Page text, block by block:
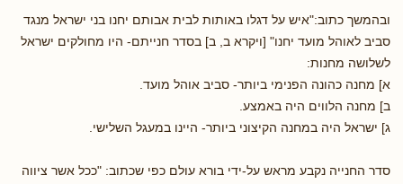
ובהמשך כתוב:"איש על דגלו באותות לבית אבותם יחנו בני ישראל מנגד
סביב לאוהל מועד יחנו" [ויקרא ב, ב] בסדר חנייתם- היו מחולקים ישראל
לשלושה מחנות:
א] מחנה כהונה הפנימי ביותר- סביב אוהל מועד.
ב] מחנה הלווים היה באמצע.
ג] ישראל היה במחנה הקיצוני ביותר- היינו במעגל השלישי.
סדר החנייה נקבע מראש על-ידי בורא עולם כפי שכתוב: "ככל אשר ציווה